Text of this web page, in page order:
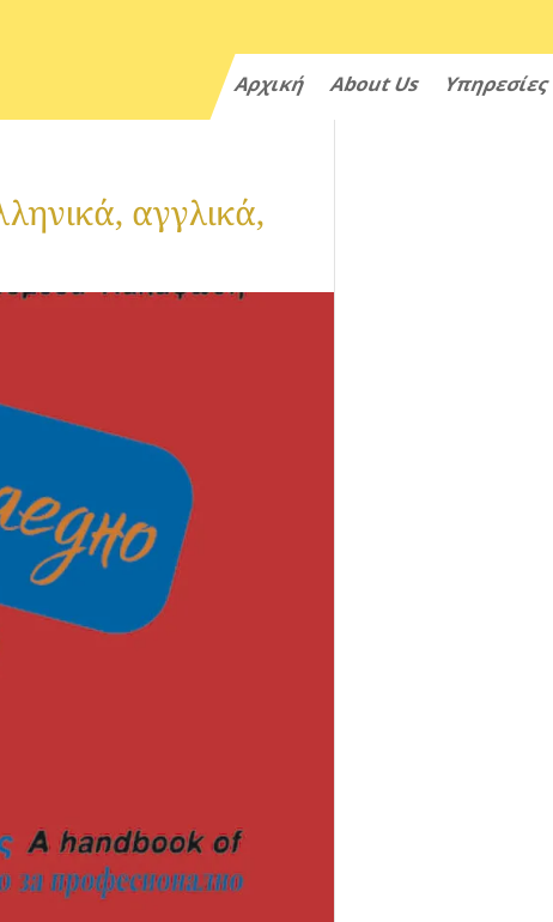
Αρχική About Us Υπηρεσίες
αγγλικά,